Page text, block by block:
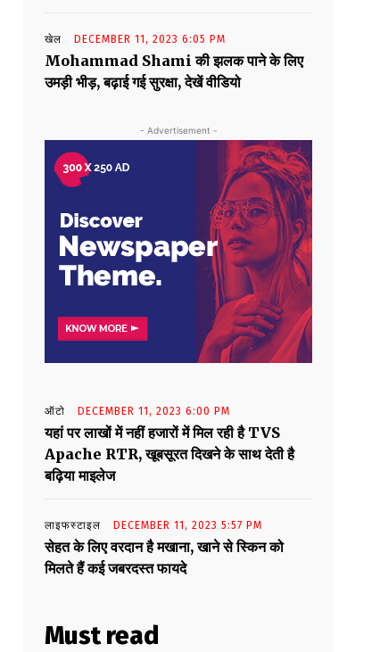
खेल DECEMBER 11, 2023 6:05 PM
Mohammad Shami की झलक पाने के लिए
उमड़ी भीड़, बढ़ाई गई सुरक्षा, देखें वीडियो
- Advertisement -
ऑटो DECEMBER 11, 2023 6:00 PM
यहां पर लाखों में नहीं हजारों में मिल रही है TVS
Apache RTR, खूबसूरत दिखने के साथ देती है
बढ़िया माइलेज
लाइफस्टाइल DECEMBER 11, 2023 5:57 PM
सेहत के लिए वरदान है मखाना, खाने से स्किन को
मिलते हैं कई जबरदस्त फायदे
Must read